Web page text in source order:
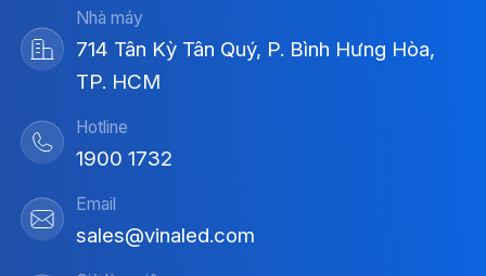
Nhà máy
714 Tân Kỳ Tân Quý, P. Bình Hưng Hòa,
TP. HCM
Hotline
1900 1732
Email
sales@vinaled.com